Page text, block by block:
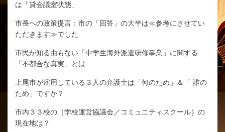
は「貸会議室状態」
市長への政策提言：市の「回答」の大半は≪参考にさせてい
ただきます≫でした
市民が知る由もない「中学生海外派遣研修事業」に関する
「不都合な真実」とは
上尾市が雇用している３人の弁護士は「何のため」＆「 誰の
ため」ですか？
市内３３校の［学校運営協議会／コミュニティスクール］の
現在地は？